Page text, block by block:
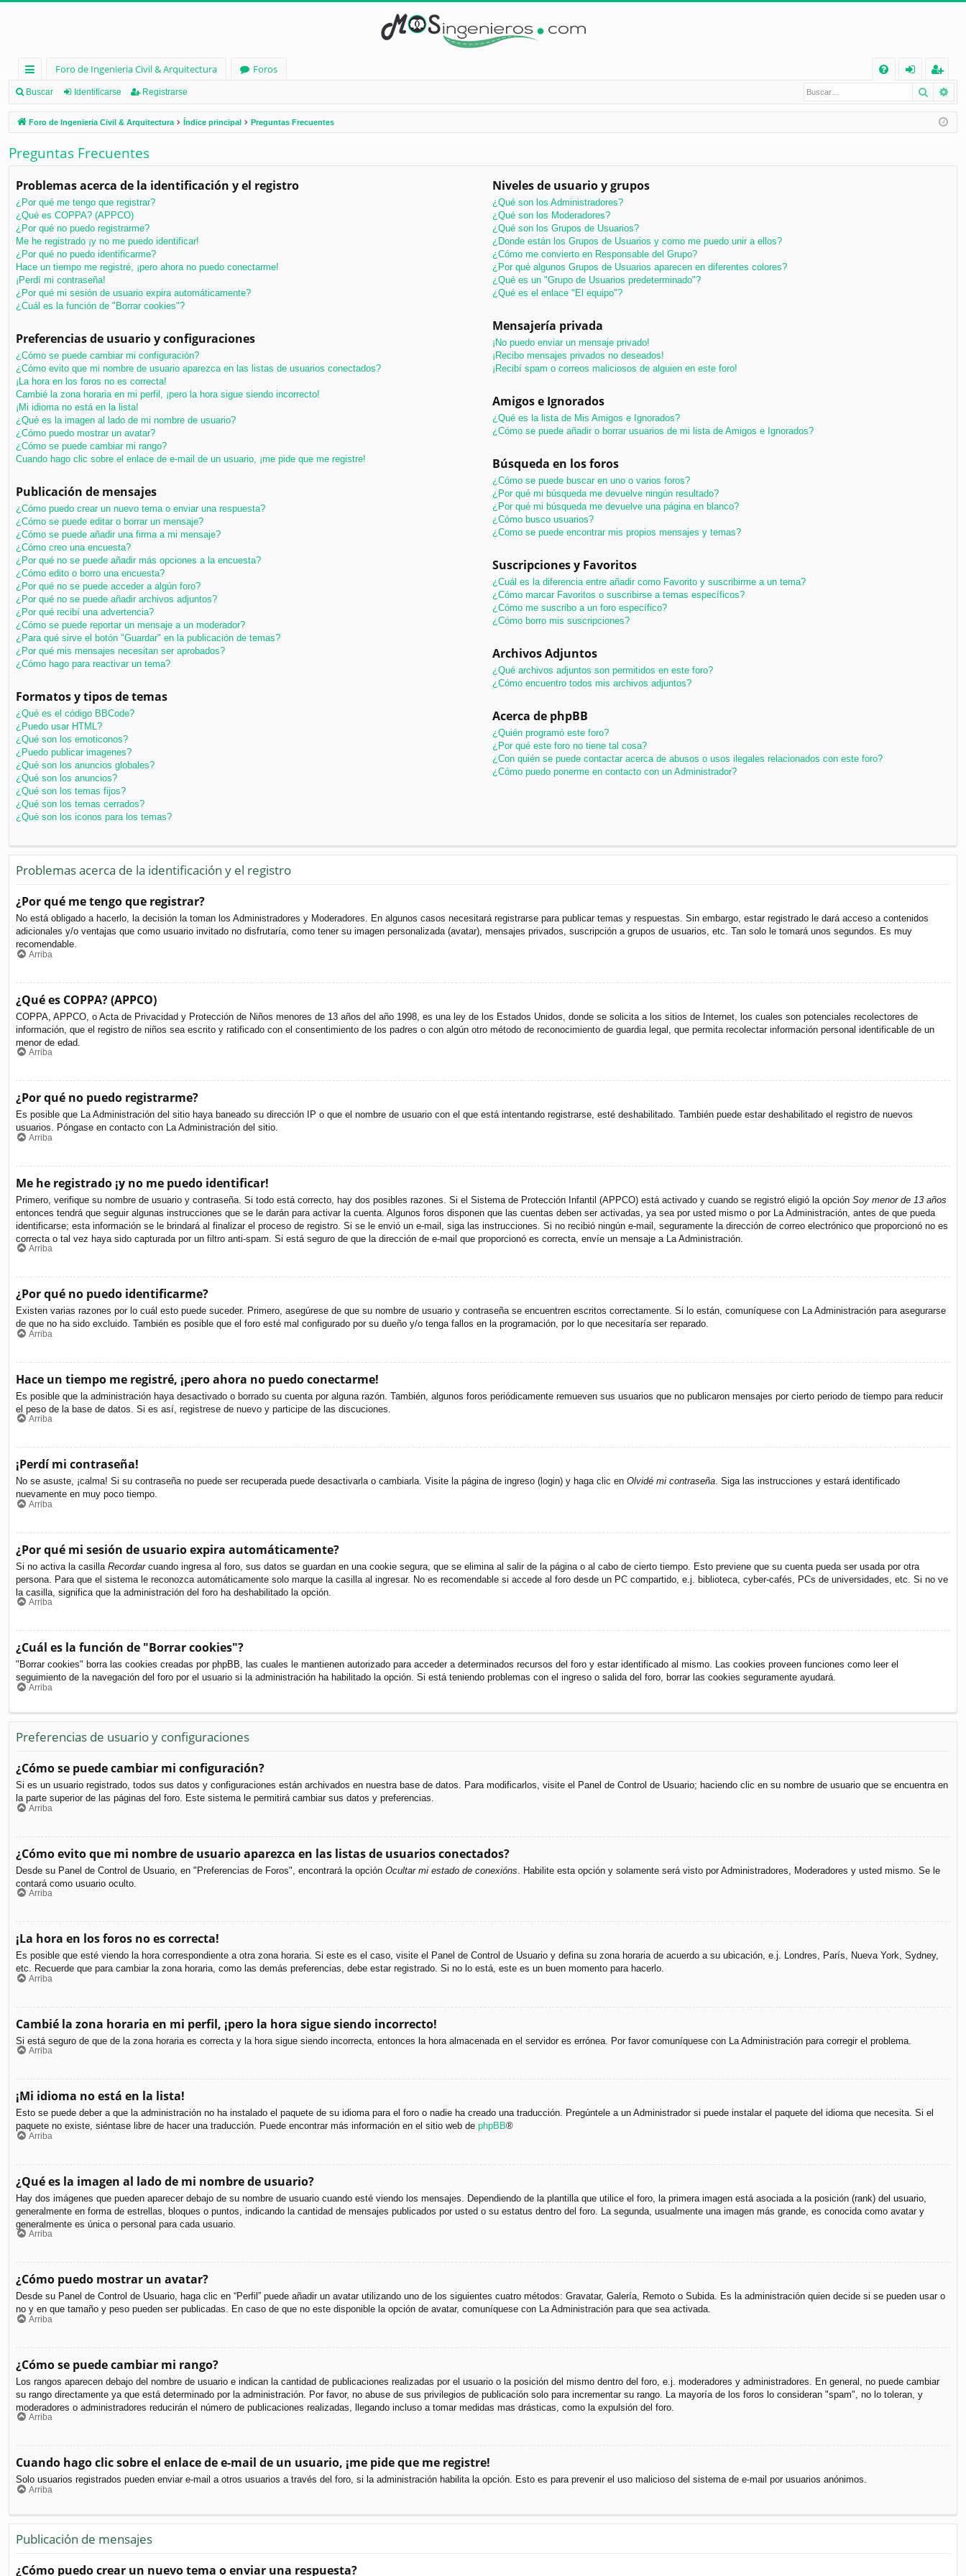
nl
ac
es
rá
pi
d
os
Foro de Ingenieria Civil & Arquitectura
Foros
Q
nt
ifi
eg
ist
ra
Buscar Identificarse Registrarse Buscar
Foro de Ingenieria Civil & Arquitectura Índice principal Preguntas Frecuentes
Preguntas Frecuentes
Problemas acerca de la identificación y el registro
¿Por qué me tengo que registrar?
¿Qué es COPPA? (APPCO)
¿Por qué no puedo registrarme?
Me he registrado ¡y no me puedo identificar!
¿Por qué no puedo identificarme?
Hace un tiempo me registré, ¡pero ahora no puedo conectarme!
¡Perdí mi contraseña!
¿Por qué mi sesión de usuario expira automáticamente?
¿Cuál es la función de "Borrar cookies"?
Preferencias de usuario y configuraciones
¿Cómo se puede cambiar mi configuración?
¿Cómo evito que mi nombre de usuario aparezca en las listas de usuarios conectados?
¡La hora en los foros no es correcta!
Cambié la zona horaria en mi perfil, ¡pero la hora sigue siendo incorrecto!
¡Mi idioma no está en la lista!
¿Qué es la imagen al lado de mi nombre de usuario?
¿Cómo puedo mostrar un avatar?
¿Cómo se puede cambiar mi rango?
Cuando hago clic sobre el enlace de e-mail de un usuario, ¡me pide que me registre!
Publicación de mensajes
¿Cómo puedo crear un nuevo tema o enviar una respuesta?
¿Cómo se puede editar o borrar un mensaje?
¿Cómo se puede añadir una firma a mi mensaje?
¿Cómo creo una encuesta?
¿Por qué no se puede añadir más opciones a la encuesta?
¿Cómo edito o borro una encuesta?
¿Por qué no se puede acceder a algún foro?
¿Por qué no se puede añadir archivos adjuntos?
¿Por qué recibí una advertencia?
¿Cómo se puede reportar un mensaje a un moderador?
¿Para qué sirve el botón "Guardar" en la publicación de temas?
¿Por qué mis mensajes necesitan ser aprobados?
¿Cómo hago para reactivar un tema?
Formatos y tipos de temas
¿Qué es el código BBCode?
¿Puedo usar HTML?
¿Qué son los emoticonos?
¿Puedo publicar imagenes?
¿Qué son los anuncios globales?
¿Qué son los anuncios?
¿Qué son los temas fijos?
¿Qué son los temas cerrados?
¿Qué son los iconos para los temas?
Niveles de usuario y grupos
¿Qué son los Administradores?
¿Qué son los Moderadores?
¿Qué son los Grupos de Usuarios?
¿Donde están los Grupos de Usuarios y como me puedo unir a ellos?
¿Cómo me convierto en Responsable del Grupo?
¿Por qué algunos Grupos de Usuarios aparecen en diferentes colores?
¿Qué es un "Grupo de Usuarios predeterminado"?
¿Qué es el enlace "El equipo"?
Mensajería privada
¡No puedo enviar un mensaje privado!
¡Recibo mensajes privados no deseados!
¡Recibí spam o correos maliciosos de alguien en este foro!
Amigos e Ignorados
¿Qué es la lista de Mis Amigos e Ignorados?
¿Cómo se puede añadir o borrar usuarios de mi lista de Amigos e Ignorados?
Búsqueda en los foros
¿Cómo se puede buscar en uno o varios foros?
¿Por qué mi búsqueda me devuelve ningún resultado?
¿Por qué mi búsqueda me devuelve una página en blanco?
¿Cómo busco usuarios?
¿Como se puede encontrar mis propios mensajes y temas?
Suscripciones y Favoritos
¿Cuál es la diferencia entre añadir como Favorito y suscribirme a un tema?
¿Cómo marcar Favoritos o suscribirse a temas específicos?
¿Cómo me suscribo a un foro específico?
¿Cómo borro mis suscripciones?
Archivos Adjuntos
¿Qué archivos adjuntos son permitidos en este foro?
¿Cómo encuentro todos mis archivos adjuntos?
Acerca de phpBB
¿Quién programó este foro?
¿Por qué este foro no tiene tal cosa?
¿Con quién se puede contactar acerca de abusos o usos ilegales relacionados con este foro?
¿Cómo puedo ponerme en contacto con un Administrador?
Problemas acerca de la identificación y el registro
¿Por qué me tengo que registrar?
No está obligado a hacerlo, la decisión la toman los Administradores y Moderadores. En algunos casos necesitará registrarse para publicar temas y respuestas. Sin embargo, estar registrado le dará acceso a contenidos
adicionales y/o ventajas que como usuario invitado no disfrutaría, como tener su imagen personalizada (avatar), mensajes privados, suscripción a grupos de usuarios, etc. Tan solo le tomará unos segundos. Es muy
recomendable.
Arriba
¿Qué es COPPA? (APPCO)
COPPA, APPCO, o Acta de Privacidad y Protección de Niños menores de 13 años del año 1998, es una ley de los Estados Unidos, donde se solicita a los sitios de Internet, los cuales son potenciales recolectores de
información, que el registro de niños sea escrito y ratificado con el consentimiento de los padres o con algún otro método de reconocimiento de guardia legal, que permita recolectar información personal identificable de un
menor de edad.
Arriba
¿Por qué no puedo registrarme?
Es posible que La Administración del sitio haya baneado su dirección IP o que el nombre de usuario con el que está intentando registrarse, esté deshabilitado. También puede estar deshabilitado el registro de nuevos
usuarios. Póngase en contacto con La Administración del sitio.
Arriba
Me he registrado ¡y no me puedo identificar!
Primero, verifique su nombre de usuario y contraseña. Si todo está correcto, hay dos posibles razones. Si el Sistema de Protección Infantil (APPCO) está activado y cuando se registró eligió la opción Soy menor de 13 años
entonces tendrá que seguir algunas instrucciones que se le darán para activar la cuenta. Algunos foros disponen que las cuentas deben ser activadas, ya sea por usted mismo o por La Administración, antes de que pueda
identificarse; esta información se le brindará al finalizar el proceso de registro. Si se le envió un e-mail, siga las instrucciones. Si no recibió ningún e-mail, seguramente la dirección de correo electrónico que proporcionó no es
correcta o tal vez haya sido capturada por un filtro anti-spam. Si está seguro de que la dirección de e-mail que proporcionó es correcta, envíe un mensaje a La Administración.
Arriba
¿Por qué no puedo identificarme?
Existen varias razones por lo cuál esto puede suceder. Primero, asegúrese de que su nombre de usuario y contraseña se encuentren escritos correctamente. Si lo están, comuníquese con La Administración para asegurarse
de que no ha sido excluido. También es posible que el foro esté mal configurado por su dueño y/o tenga fallos en la programación, por lo que necesitaría ser reparado.
Arriba
Hace un tiempo me registré, ¡pero ahora no puedo conectarme!
Es posible que la administración haya desactivado o borrado su cuenta por alguna razón. También, algunos foros periódicamente remueven sus usuarios que no publicaron mensajes por cierto periodo de tiempo para reducir
el peso de la base de datos. Si es así, registrese de nuevo y participe de las discuciones.
Arriba
¡Perdí mi contraseña!
No se asuste, ¡calma! Si su contraseña no puede ser recuperada puede desactivarla o cambiarla. Visite la página de ingreso (login) y haga clic en Olvidé mi contraseña. Siga las instrucciones y estará identificado
nuevamente en muy poco tiempo.
Arriba
¿Por qué mi sesión de usuario expira automáticamente?
Si no activa la casilla Recordarcuando ingresa al foro, sus datos se guardan en una cookie segura, que se elimina al salir de la página o al cabo de cierto tiempo. Esto previene que su cuenta pueda ser usada por otra
persona. Para que el sistema le reconozca automáticamente solo marque la casilla al ingresar. No es recomendable si accede al foro desde un PC compartido, e.j. biblioteca, cyber-cafés, PCs de universidades, etc. Si no ve
la casilla, significa que la administración del foro ha deshabilitado la opción.
Arriba
¿Cuál es la función de "Borrar cookies"?
"Borrar cookies" borra las cookies creadas por phpBB, las cuales le mantienen autorizado para acceder a determinados recursos del foro y estar identificado al mismo. Las cookies proveen funciones como leer el
seguimiento de la navegación del foro por el usuario si la administración ha habilitado la opción. Si está teniendo problemas con el ingreso o salida del foro, borrar las cookies seguramente ayudará.
Arriba
Preferencias de usuario y configuraciones
¿Cómo se puede cambiar mi configuración?
Si es un usuario registrado, todos sus datos y configuraciones están archivados en nuestra base de datos. Para modificarlos, visite el Panel de Control de Usuario; haciendo clic en su nombre de usuario que se encuentra en
la parte superior de las páginas del foro. Este sistema le permitirá cambiar sus datos y preferencias.
Arriba
¿Cómo evito que mi nombre de usuario aparezca en las listas de usuarios conectados?
Desde su Panel de Control de Usuario, en "Preferencias de Foros", encontrará la opción Ocultar mi estado de conexións . Habilite esta opción y solamente será visto por Administradores, Moderadores y usted mismo. Se le
contará como usuario oculto.
Arriba
¡La hora en los foros no es correcta!
Es posible que esté viendo la hora correspondiente a otra zona horaria. Si este es el caso, visite el Panel de Control de Usuario y defina su zona horaria de acuerdo a su ubicación, e.j. Londres, París, Nueva York, Sydney,
etc. Recuerde que para cambiar la zona horaria, como las demás preferencias, debe estar registrado. Si no lo está, este es un buen momento para hacerlo.
Arriba
Cambié la zona horaria en mi perfil, ¡pero la hora sigue siendo incorrecto!
Si está seguro de que de la zona horaria es correcta y la hora sigue siendo incorrecta, entonces la hora almacenada en el servidor es errónea. Por favor comuníquese con La Administración para corregir el problema.
Arriba
¡Mi idioma no está en la lista!
Esto se puede deber a que la administración no ha instalado el paquete de su idioma para el foro o nadie ha creado una traducción. Pregúntele a un Administrador si puede instalar el paquete del idioma que necesita. Si el
paquete no existe, siéntase libre de hacer una traducción. Puede encontrar más información en el sitio web de phpBB®
Arriba
¿Qué es la imagen al lado de mi nombre de usuario?
Hay dos imágenes que pueden aparecer debajo de su nombre de usuario cuando esté viendo los mensajes. Dependiendo de la plantilla que utilice el foro, la primera imagen está asociada a la posición (rank) del usuario,
generalmente en forma de estrellas, bloques o puntos, indicando la cantidad de mensajes publicados por usted o su estatus dentro del foro. La segunda, usualmente una imagen más grande, es conocida como avatar y
generalmente es única o personal para cada usuario.
Arriba
¿Cómo puedo mostrar un avatar?
Desde su Panel de Control de Usuario, haga clic en “Perfil” puede añadir un avatar utilizando uno de los siguientes cuatro métodos: Gravatar, Galería, Remoto o Subida. Es la administración quien decide si se pueden usar o
no y en que tamaño y peso pueden ser publicadas. En caso de que no este disponible la opción de avatar, comuníquese con La Administración para que sea activada.
Arriba
¿Cómo se puede cambiar mi rango?
Los rangos aparecen debajo del nombre de usuario e indican la cantidad de publicaciones realizadas por el usuario o la posición del mismo dentro del foro, e.j. moderadores y administradores. En general, no puede cambiar
su rango directamente ya que está determinado por la administración. Por favor, no abuse de sus privilegios de publicación solo para incrementar su rango. La mayoría de los foros lo consideran "spam", no lo toleran, y
moderadores o administradores reducirán el número de publicaciones realizadas, llegando incluso a tomar medidas mas drásticas, como la expulsión del foro.
Arriba
Cuando hago clic sobre el enlace de e-mail de un usuario, ¡me pide que me registre!
Solo usuarios registrados pueden enviar e-mail a otros usuarios a través del foro, si la administración habilita la opción. Esto es para prevenir el uso malicioso del sistema de e-mail por usuarios anónimos.
Arriba
Publicación de mensajes
¿Cómo puedo crear un nuevo tema o enviar una respuesta?